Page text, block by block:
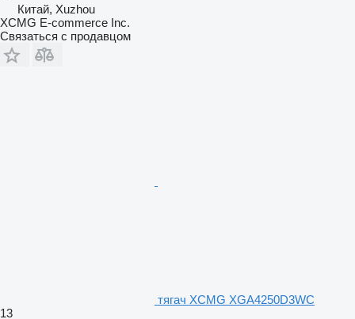
Китай, Xuzhou
XCMG E-commerce Inc.
Связаться с продавцом
тягач XCMG XGA4250D3WC
13